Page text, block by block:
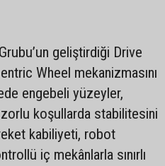
geliştirdiği Drive
Wheel mekanizmasını
engebeli yüzeyler,
zorlu koşullarda stabilitesini
kabiliyeti, robot
iç mekânlarla sınırlı